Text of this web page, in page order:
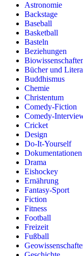
Astronomie
Backstage
Baseball
Basketball
Basteln
Beziehungen
Bücher und
Buddhismus
Chemie
Christentum
Comedy-Fiction
Comedy-
Cricket
Design
Do-It-Yourself
Dokumentationen
Drama
Eishockey
Ernährung
Fantasy-Sport
Fiction
Fitness
Football
Freizeit
Fußball